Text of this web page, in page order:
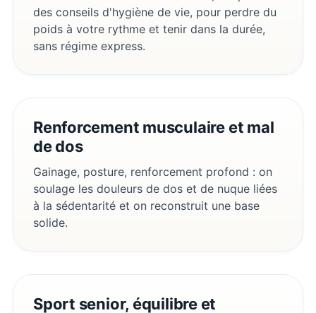
des conseils d'hygiène de vie, pour perdre du
poids à votre rythme et tenir dans la durée,
sans régime express.
Renforcement musculaire et mal
de dos
Gainage, posture, renforcement profond : on
soulage les douleurs de dos et de nuque liées
à la sédentarité et on reconstruit une base
solide.
Sport senior, équilibre et